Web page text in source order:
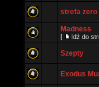
strefa zero
Madness
[ Idź do
Szepty
Exodus